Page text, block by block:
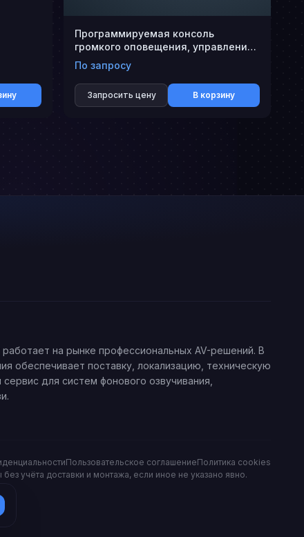
Программируемая консоль
громкого оповещения, управления
и мониторинга с сенсорным
экраном и кнопкой EVAC DPM-T5F
По запросу
Запросить цену В корзину
на рынке профессиональных AV-решений. В
обеспечивает поставку, локализацию, техническую
для систем фонового озвучивания,
Пользовательское соглашениеПолитика cookies
учёта доставки и монтажа, если иное не указано явно.